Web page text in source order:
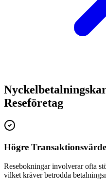
Reseföretag
Högre
Resebokningar involverar ofta
vilket kräver betrodda